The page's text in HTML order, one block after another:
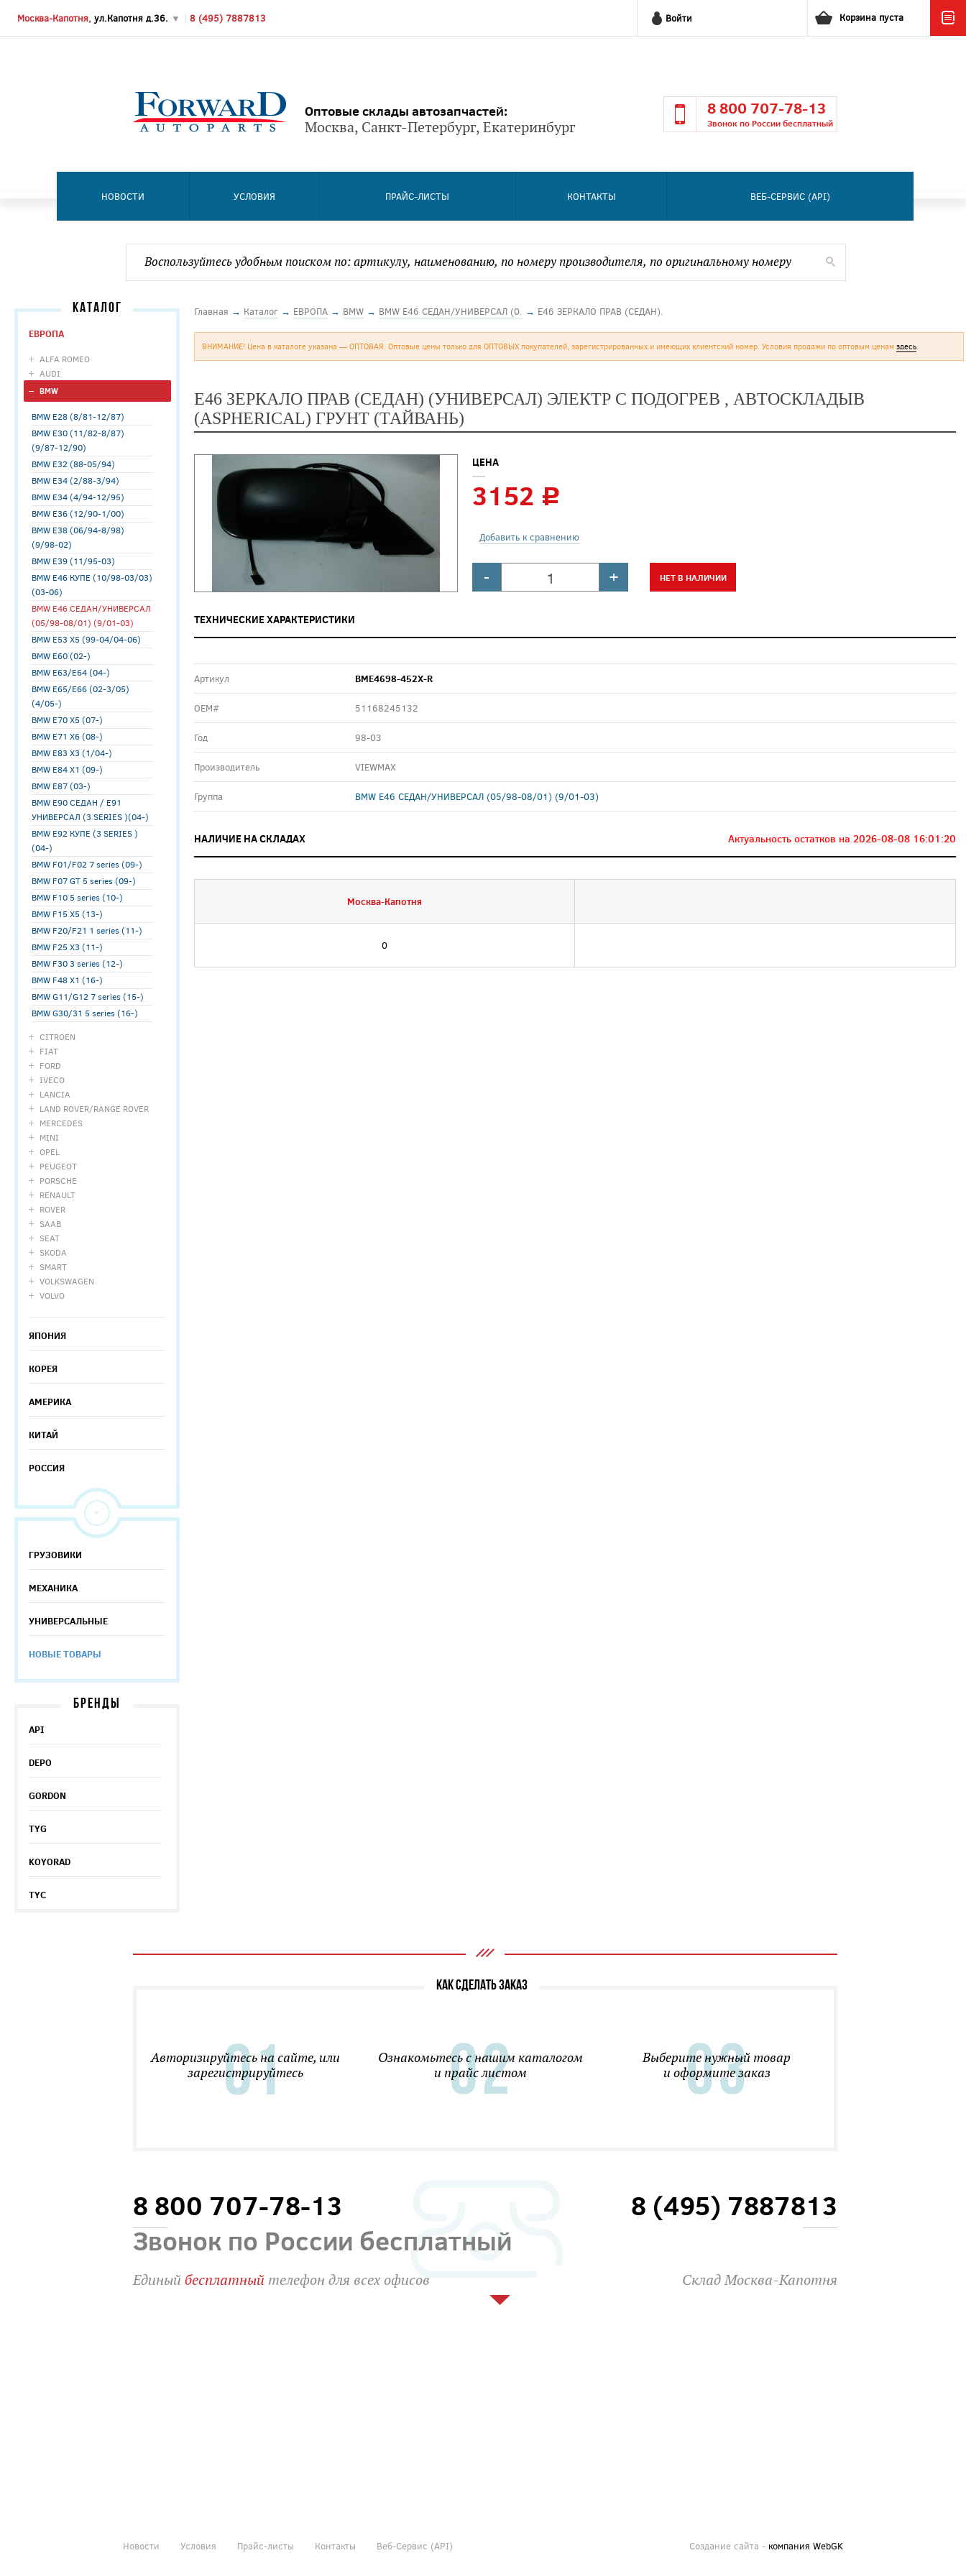
Москва-Капотня, ул.Капотня д.36. ▼ 8 (495) 7887813 Войти Корзина пуста
Оптовые склады автозапчастей:
Москва, Санкт-Петербург, Екатеринбург
8 800 707-78-13
Звонок по России бесплатный
НОВОСТИ УСЛОВИЯ ПРАЙС-ЛИСТЫ КОНТАКТЫ ВЕБ-СЕРВИС (API)
КАТАЛОГ
ЕВРОПА
ALFA ROMEO
AUDI
BMW
BMW E28 (8/81-12/87)
BMW E30 (11/82-8/87)
(9/87-12/90)
BMW E32 (88-05/94)
BMW E34 (2/88-3/94)
BMW E34 (4/94-12/95)
BMW E36 (12/90-1/00)
BMW E38 (06/94-8/98)
(9/98-02)
BMW E39 (11/95-03)
BMW E46 КУПЕ (10/98-03/03)
(03-06)
BMW E46 СЕДАН/УНИВЕРСАЛ
(05/98-08/01) (9/01-03)
BMW E53 X5 (99-04/04-06)
BMW E60 (02-)
BMW E63/E64 (04-)
BMW E65/E66 (02-3/05)
(4/05-)
BMW E70 X5 (07-)
BMW E71 X6 (08-)
BMW E83 X3 (1/04-)
BMW E84 X1 (09-)
BMW E87 (03-)
BMW E90 СЕДАН / E91
УНИВЕРСАЛ (3 SERIES )(04-)
BMW E92 КУПЕ (3 SERIES )
(04-)
BMW F01/F02 7 series (09-)
BMW F07 GT 5 series (09-)
BMW F10 5 series (10-)
BMW F15 X5 (13-)
BMW F20/F21 1 series (11-)
BMW F25 X3 (11-)
BMW F30 3 series (12-)
BMW F48 X1 (16-)
BMW G11/G12 7 series (15-)
BMW G30/31 5 series (16-)
CITROEN
FIAT
FORD
IVECO
LANCIA
LAND ROVER/RANGE ROVER
MERCEDES
MINI
OPEL
PEUGEOT
PORSCHE
RENAULT
ROVER
SAAB
SEAT
SKODA
SMART
VOLKSWAGEN
VOLVO
ЯПОНИЯ
КОРЕЯ
АМЕРИКА
КИТАЙ
РОССИЯ
ГРУЗОВИКИ
МЕХАНИКА
УНИВЕРСАЛЬНЫЕ
НОВЫЕ ТОВАРЫ
БРЕНДЫ
API
DEPO
GORDON
TYG
KOYORAD
TYC
Главная → Каталог → ЕВРОПА → BMW → BMW E46 СЕДАН/УНИВЕРСАЛ (0. → E46 ЗЕРКАЛО ПРАВ (СЕДАН).
ВНИМАНИЕ! Цена в каталоге указана — ОПТОВАЯ. Оптовые цены только для ОПТОВЫХ покупателей, зарегистрированных и имеющих клиентский номер. Условия продажи по оптовым ценам здесь.
E46 ЗЕРКАЛО ПРАВ (СЕДАН) (УНИВЕРСАЛ) ЭЛЕКТР С ПОДОГРЕВ , АВТОСКЛАДЫВ
(ASPHERICAL) ГРУНТ (ТАЙВАНЬ)
ЦЕНА
3152 c
Добавить к сравнению
- + НЕТ В НАЛИЧИИ
ТЕХНИЧЕСКИЕ ХАРАКТЕРИСТИКИ
Артикул BME4698-452X-R
ОЕМ# 51168245132
Год 98-03
Производитель VIEWMAX
Группа BMW E46 СЕДАН/УНИВЕРСАЛ (05/98-08/01) (9/01-03)
НАЛИЧИЕ НА СКЛАДАХ Актуальность остатков на 2026-08-08 16:01:20
Москва-Капотня
0
КАК СДЕЛАТЬ ЗАКАЗ
Авторизируйтесь на сайте, или
зарегистрируйтесь
Ознакомьтесь с нашим каталогом
и прайс листом
Выберите нужный товар
и оформите заказ
8 800 707-78-13
Звонок по России бесплатный
8 (495) 7887813
Единыйбесплатный телефон для всех офисов Склад Москва-Капотня
Новости Условия Прайс-листы Контакты Веб-Сервис (API) Создание сайта - компания WebGK